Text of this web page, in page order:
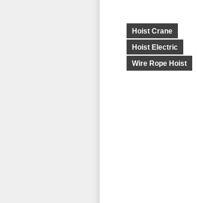
Hoist Crane
Hoist Electric
Wire Rope Hoist